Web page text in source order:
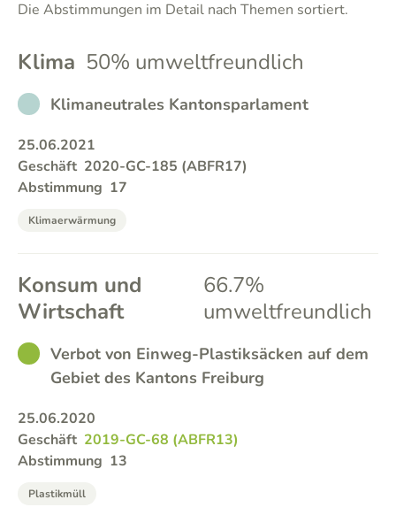
Die Abstimmungen im Detail nach Themen sortiert.
Klima 50% umweltfreundlich
NOT_PARTICIPATED
Klimaneutrales Kantonsparlament
25.06.2021
Geschäft 2020-GC-185 (ABFR17)
Abstimmung 17
Klimaerwärmung
Konsum und
Wirtschaft
66.7%
umweltfreundlich
GOODVerbot von Einweg-Plastiksäcken auf dem
Gebiet des Kantons Freiburg
25.06.2020
Geschäft 2019-GC-68 (ABFR13)
Abstimmung 13
Plastikmüll